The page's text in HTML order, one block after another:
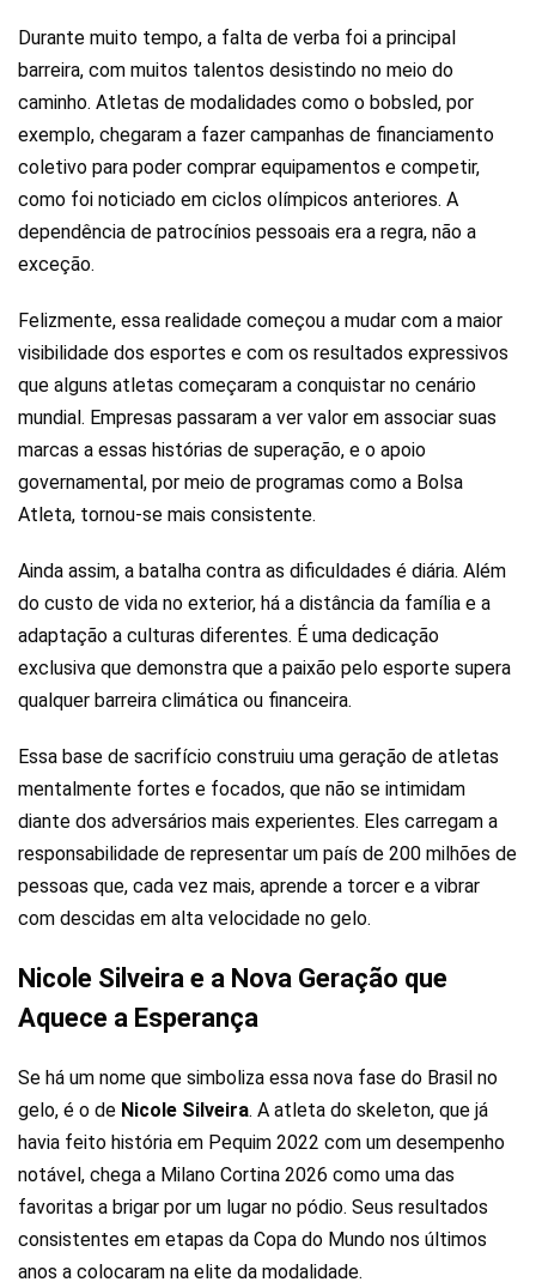
Durante muito tempo, a falta de verba foi a principal
barreira, com muitos talentos desistindo no meio do
caminho. Atletas de modalidades como o bobsled, por
exemplo, chegaram a fazer campanhas de financiamento
coletivo para poder comprar equipamentos e competir,
como foi noticiado em ciclos olímpicos anteriores. A
dependência de patrocínios pessoais era a regra, não a
exceção.
Felizmente, essa realidade começou a mudar com a maior
visibilidade dos esportes e com os resultados expressivos
que alguns atletas começaram a conquistar no cenário
mundial. Empresas passaram a ver valor em associar suas
marcas a essas histórias de superação, e o apoio
governamental, por meio de programas como a Bolsa
Atleta, tornou-se mais consistente.
Ainda assim, a batalha contra as dificuldades é diária. Além
do custo de vida no exterior, há a distância da família e a
adaptação a culturas diferentes. É uma dedicação
exclusiva que demonstra que a paixão pelo esporte supera
qualquer barreira climática ou financeira.
Essa base de sacrifício construiu uma geração de atletas
mentalmente fortes e focados, que não se intimidam
diante dos adversários mais experientes. Eles carregam a
responsabilidade de representar um país de 200 milhões de
pessoas que, cada vez mais, aprende a torcer e a vibrar
com descidas em alta velocidade no gelo.
Nicole Silveira e a Nova Geração que
Aquece a Esperança
Se há um nome que simboliza essa nova fase do Brasil no
gelo, é o de Nicole Silveira. A atleta do skeleton, que já
havia feito história em Pequim 2022 com um desempenho
notável, chega a Milano Cortina 2026 como uma das
favoritas a brigar por um lugar no pódio. Seus resultados
consistentes em etapas da Copa do Mundo nos últimos
anos a colocaram na elite da modalidade.